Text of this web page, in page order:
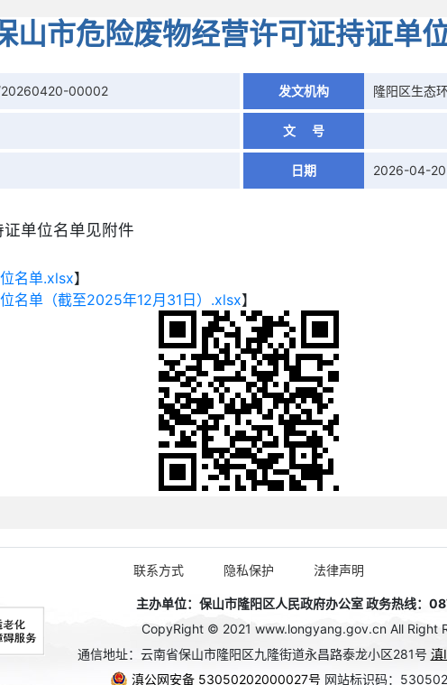
山市危险废物经营许可证持证单
00002 发文机构 隆阳区生态
文 号
日期 2026-04-20
单位名单见附件
名单.xlsx】
名单（截至2025年12月31日）.xlsx】
联系方式 隐私保护 法律声明
主办单位：保山市隆阳区人民政府办公室 政务热线：
CopyRight © 2021 www.longyang.gov.cn All Right
通信地址：云南省保山市隆阳区九隆街道永昌路泰龙小区281号 滇
滇公网安备 53050202000027号 网站标识码：